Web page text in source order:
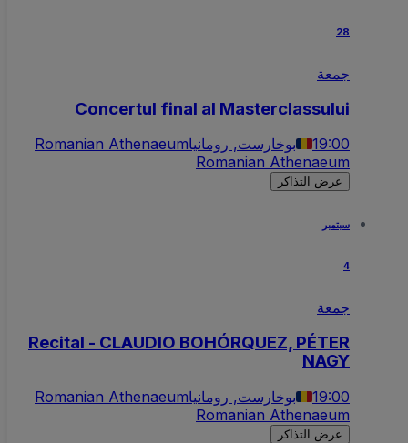
28
جمعة
Concertul final al Masterclassului
19:00 بوخارست, رومانياRomanian Athenaeum
Romanian Athenaeum
عرض التذاكر
سبتمبر
جمعة
Recital - CLAUDIO BOHÓRQUEZ, PÉTER
NAGY
19:00 بوخارست, رومانياRomanian Athenaeum
Romanian Athenaeum
عرض التذاكر